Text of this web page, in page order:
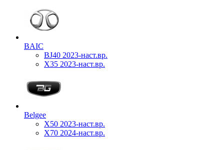
BAIC
BJ40 2023-наст.вр.
X35 2023-наст.вр.
Belgee
X50 2023-наст.вр.
X70 2024-наст.вр.